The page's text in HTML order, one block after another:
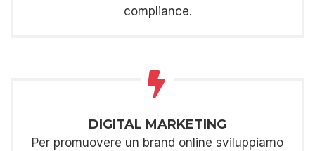
compliance.
DIGITAL MARKETING
Per promuovere un brand online sviluppiamo